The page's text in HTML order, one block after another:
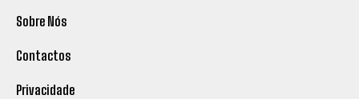
Sobre Nós
Contactos
Privacidade